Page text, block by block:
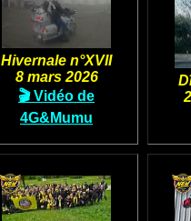
Hivernale n°XVII
8 mars 2026
🎬 Vidéo de
4G&Mumu